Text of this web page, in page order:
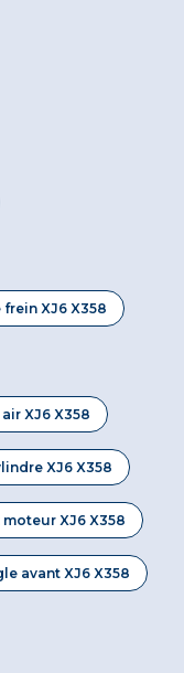
XJ6 X358
XJ6 X358
XJ6 X358
XJ6 X358
avant XJ6 X358